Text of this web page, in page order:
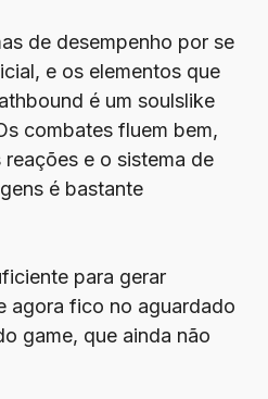
de desempenho por se
e os elementos que
é um soulslike
combates fluem bem,
e o sistema de
é bastante
para gerar
agora fico no aguardado
game, que ainda não